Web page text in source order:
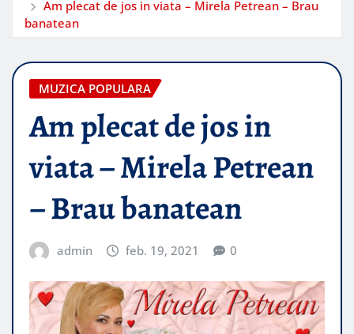
Am plecat de jos in viata – Mirela Petrean – Brau
banatean
MUZICA POPULARA
Am plecat de jos in
viata – Mirela Petrean
– Brau banatean
admin feb. 19, 2021 0